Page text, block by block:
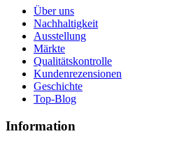
Über uns
Nachhaltigkeit
Ausstellung
Märkte
Qualitätskontrolle
Kundenrezensionen
Geschichte
Top-Blog
Information